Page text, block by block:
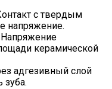
с твердым
напряжение.
Напряжение
керамической
адгезивный слой
зуба.